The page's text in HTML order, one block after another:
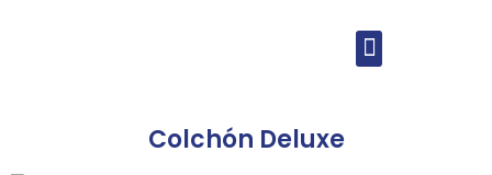
Colchón Deluxe